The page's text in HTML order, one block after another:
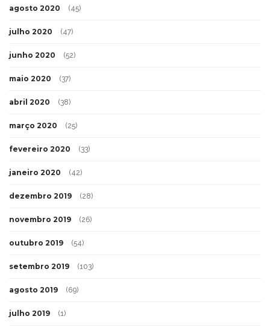
agosto 2020 (45)
julho 2020 (47)
junho 2020 (52)
maio 2020 (37)
abril 2020 (38)
março 2020 (25)
fevereiro 2020 (33)
janeiro 2020 (42)
dezembro 2019 (28)
novembro 2019 (26)
outubro 2019 (54)
setembro 2019 (103)
agosto 2019 (69)
julho 2019 (1)